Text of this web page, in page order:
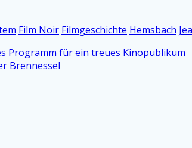
Film Noir Filmgeschichte Hemsbach
Programm für ein treues Kinopublikum
Brennessel